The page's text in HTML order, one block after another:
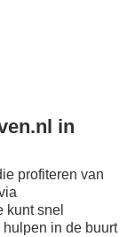
in
profiteren van
kunt snel
hulpen in de buurt